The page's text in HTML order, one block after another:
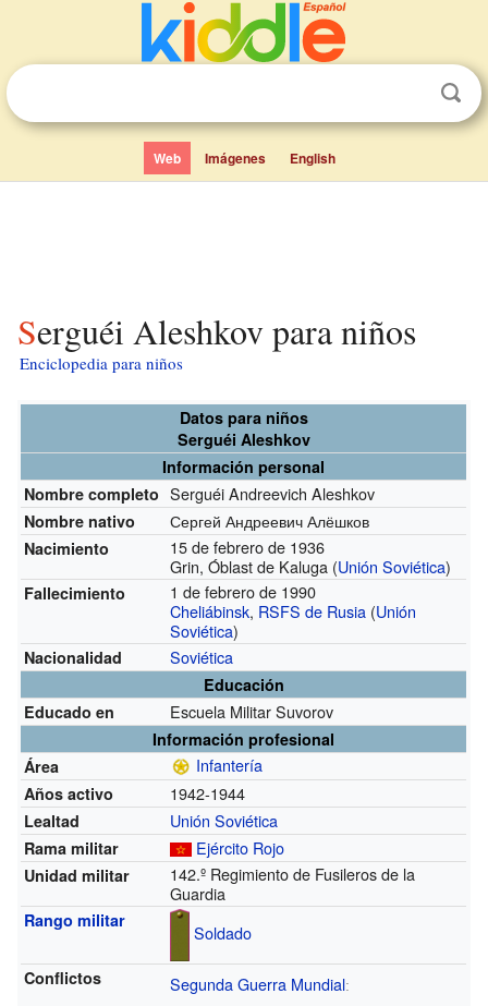
Web Imágenes English
Serguéi Aleshkov para niños
Enciclopedia para niños
Datos para niños
Serguéi Aleshkov
Información personal
Nombre completo Serguéi Andreevich Aleshkov
Nombre nativo Сергей Андреевич Алёшков
Nacimiento
15 de febrero de 1936
Grin, Óblast de Kaluga (Unión Soviética)
Fallecimiento
1 de febrero de 1990
Cheliábinsk, RSFS de Rusia (Unión
Soviética)
Nacionalidad Soviética
Educación
Educado en
Escuela Militar Suvorov
Información profesional
Área
Infantería
Años activo 1942-1944
Lealtad Unión Soviética
Rama militar Ejército Rojo
Unidad militar
142.º Regimiento de Fusileros de la
Guardia
Rango militar
Soldado
Conflictos Segunda Guerra Mundialː